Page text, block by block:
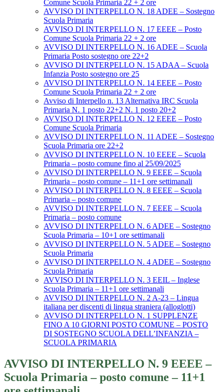
Comune Scuola Primaria 22 + 2 ore
AVVISO DI INTERPELLO N. 18 ADEE – Sostegno
Scuola Primaria
AVVISO DI INTERPELLO N. 17 EEEE – Posto
Comune Scuola Primaria 22 + 2 ore
AVVISO DI INTERPELLO N. 16 ADEE – Scuola
Primaria Posto sostegno ore 22+2
AVVISO DI INTERPELLO N. 15 ADAA – Scuola
Infanzia Posto sostegno ore 25
AVVISO DI INTERPELLO N. 14 EEEE – Posto
Comune Scuola Primaria 22 + 2 ore
Avviso di Interpello n. 13 Alternativa IRC Scuola
Primaria N. 1 posto 22+2 N. 1 posto 20+2
AVVISO DI INTERPELLO N. 12 EEEE – Posto
Comune Scuola Primaria
AVVISO DI INTERPELLO N. 11 ADEE – Sostegno
Scuola Primaria ore 22+2
AVVISO DI INTERPELLO N. 10 EEEE – Scuola
Primaria – posto comune fino al 25/09/2025
AVVISO DI INTERPELLO N. 9 EEEE – Scuola
Primaria – posto comune – 11+1 ore settimanali
AVVISO DI INTERPELLO N. 8 EEEE – Scuola
Primaria – posto comune
AVVISO DI INTERPELLO N. 7 EEEE – Scuola
Primaria – posto comune
AVVISO DI INTERPELLO N. 6 ADEE – Sostegno
Scuola Primaria – 10+1 ore settimanali
AVVISO DI INTERPELLO N. 5 ADEE – Sostegno
Scuola Primaria
AVVISO DI INTERPELLO N. 4 ADEE – Sostegno
Scuola Primaria
AVVISO DI INTERPELLO N. 3 EEIL – Inglese
Scuola Primaria – 11+1 ore settimanali
AVVISO DI INTERPELLO N. 2 A-23 – Lingua
italiana per discenti di lingua straniera (alloglotti)
AVVISO DI INTERPELLO N. 1 SUPPLENZE
FINO A 10 GIORNI POSTO COMUNE – POSTO
DI SOSTEGNO SCUOLA DELL’INFANZIA –
SCUOLA PRIMARIA
AVVISO DI INTERPELLO N. 9 EEEE –
Scuola Primaria – posto comune – 11+1